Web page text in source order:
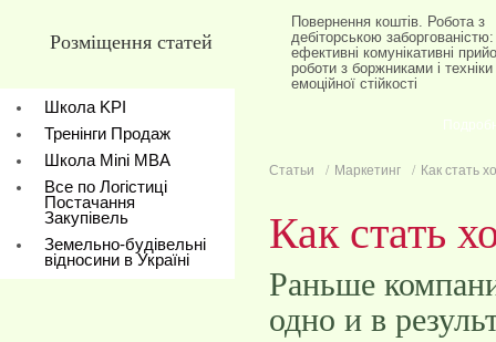
Розміщення статей
Школа KPI
Тренінги Продаж
Школа Mini МBA
Все по Логістиці
Постачання
Закупівель
Земельно-будівельні
відносини в Україні
Повернення коштів. Робота з
дебіторською заборгованістю:
ефективні комунікативні
роботи з боржниками і техніки
емоційної стійкості
Статьи Маркетинг Как стать
Как стать
Раньше
одно и в